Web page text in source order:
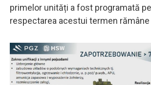
primelor unități a fost programată
respectarea acestui termen